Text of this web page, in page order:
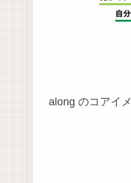
along のコアイ